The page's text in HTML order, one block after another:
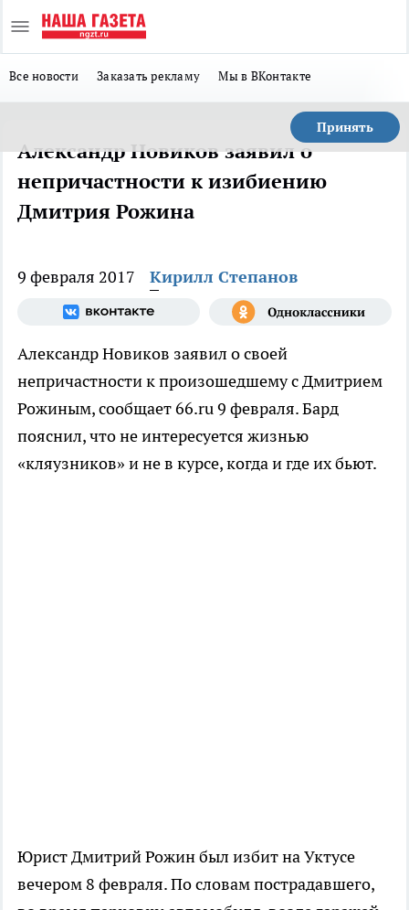
Все новости Заказать рекламу Мы в ВКонтакте
Принять
Александр Новиков заявил о
непричастности к изибиению
Дмитрия Рожина
9 февраля 2017 Кирилл Степанов
Александр Новиков заявил о своей
непричастности к произошедшему с Дмитрием
Рожиным, сообщает 66.ru 9 февраля. Бард
пояснил, что не интересуется жизнью
«кляузников» и не в курсе, когда и где их бьют.
Юрист Дмитрий Рожин был избит на Уктусе
вечером 8 февраля. По словам пострадавшего,